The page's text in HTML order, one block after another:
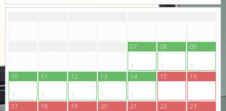
07
1
08
1
09
1
10
1
11
1
12
1
13
1
14
1
15 16
17 18 19 20 21 22 23